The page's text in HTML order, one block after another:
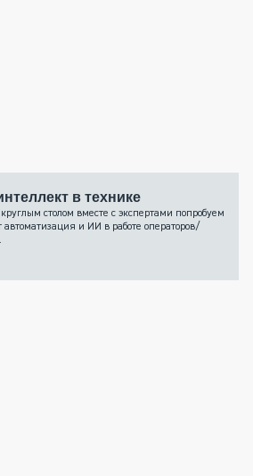
в технике
столом вместе с экспертами попробуем
автоматизация и ИИ в работе операторов/